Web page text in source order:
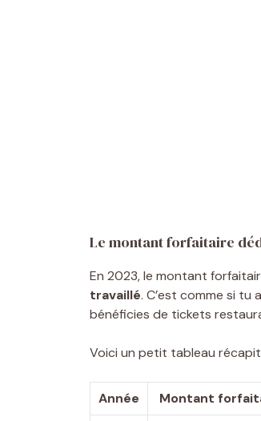
Le montant forfaitaire
En 2023, le montant
travaillé. C’est comme si
bénéficies de tickets
Voici un petit tableau
Année Montant